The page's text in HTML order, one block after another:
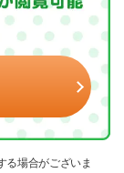
場合がございま